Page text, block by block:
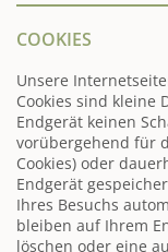
COOKIES
Unsere
Cookies sind kleine
Endgerät keinen
vorübergehend für
Cookies) oder
Endgerät
Ihres Besuchs
bleiben auf Ihrem
löschen oder eine